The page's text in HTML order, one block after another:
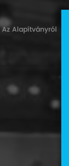
Az Alapítványról